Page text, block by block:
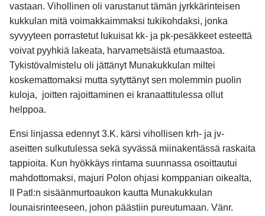
vastaan. Vihollinen oli varustanut tämän jyrkkärinteisen
kukkulan mitä voimakkaimmaksi tukikohdaksi, jonka
syvyyteen porrastetut lukuisat kk- ja pk-pesäkkeet esteettä
voivat pyyhkiä lakeata, harvametsäistä etumaastoa.
Tykistövalmistelu oli jättänyt Munakukkulan miltei
koskemattomaksi mutta sytyttänyt sen molemmin puolin
kuloja, joitten rajoittaminen ei kranaattitulessa ollut
helppoa.
Ensi linjassa edennyt 3.K. kärsi vihollisen krh- ja jv-
aseitten sulkutulessa sekä syvässä miinakentässä raskaita
tappioita. Kun hyökkäys rintama suunnassa osoittautui
mahdottomaksi, majuri Polon ohjasi komppanian oikealta,
II Patl:n sisäänmurtoaukon kautta Munakukkulan
lounaisrinteeseen, johon päästiin pureutumaan. Vänr.